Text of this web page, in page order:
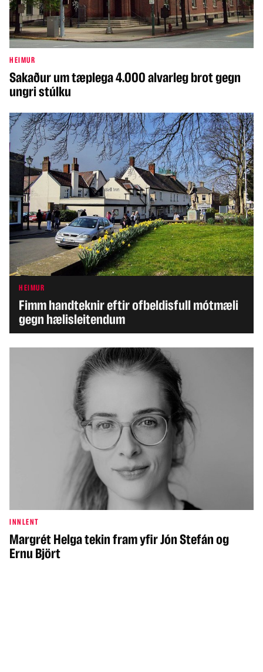
HEIMUR
Sakaður um tæplega 4.000 alvarleg brot gegn
ungri stúlku
HEIMUR
Fimm handteknir eftir ofbeldisfull mótmæli
gegn hælisleitendum
INNLENT
Margrét Helga tekin fram yfir Jón Stefán og
Ernu Björt